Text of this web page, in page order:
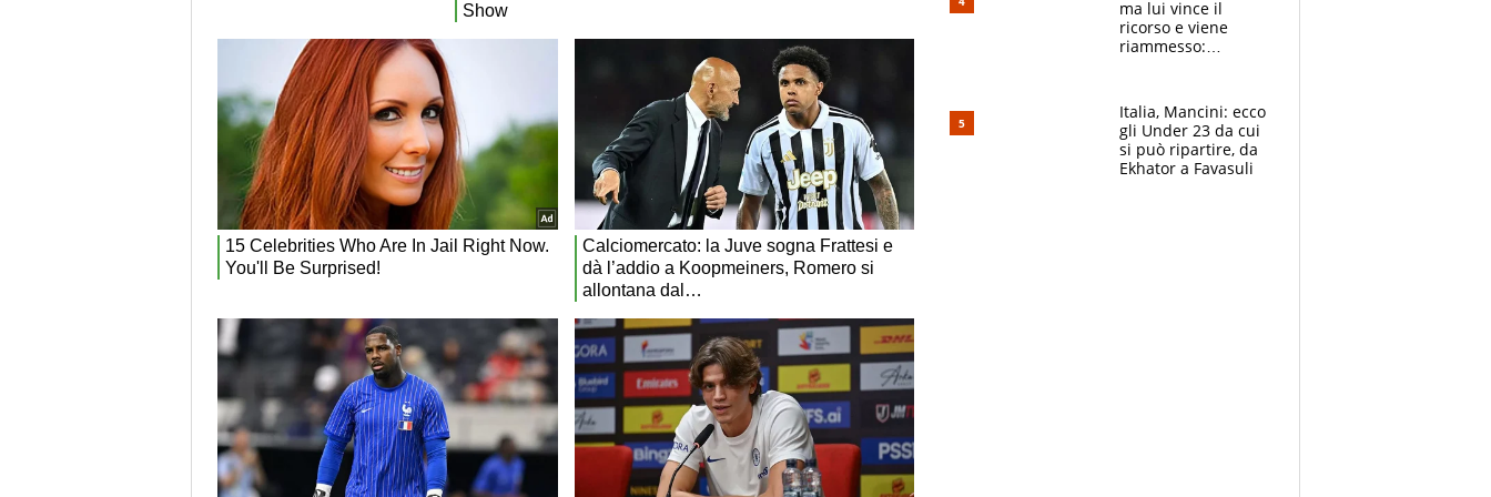
ma lui vince il
ricorso e viene
riammesso:
Italia, Mancini: ecco
gli Under 23 da cui
si può ripartire, da
Ekhator a Favasuli